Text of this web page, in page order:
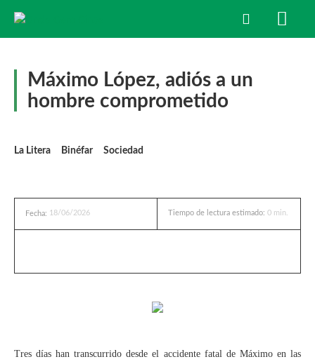
Máximo López, adiós a un
hombre comprometido
La Litera Binéfar Sociedad
Fecha: 18/06/2026 Tiempo de lectura estimado: 0 min.
Tres días han transcurrido desde el accidente fatal de Máximo en las